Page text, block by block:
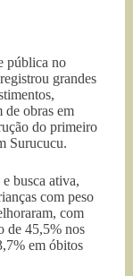
pública no
grandes
de obras em
do primeiro
Surucucu.
busca ativa,
com peso
com
de 45,5% nos
em óbitos